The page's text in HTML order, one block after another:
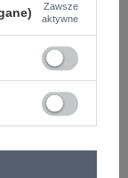
+
+
Zawsze
aktywne